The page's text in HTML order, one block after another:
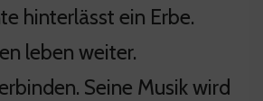
hinterlässt ein Erbe.
leben weiter.
Seine Musik wird